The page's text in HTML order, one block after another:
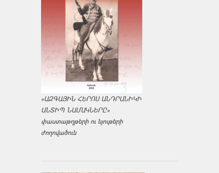
«ԱԶԳԱՅԻՆ ՀԵՐՈՍ ԱՆԴՐԱՆԻԿԻ
ԱՆՏԻՊ ՆԱՄԱԿՆԵՐԸ»
փաստաթղթերի ու նյութերի
ժողովածուն